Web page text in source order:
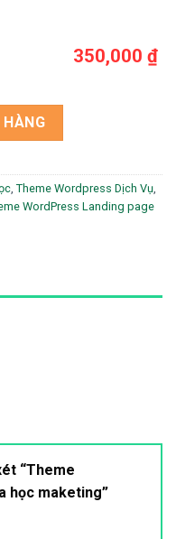
350,000 ₫
học maketing số lượng
HÀNG
Theme Wordpress Dịch Vụ
WordPress Landing page
“Theme
học maketing”